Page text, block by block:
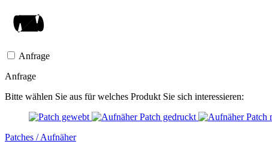
Anfrage
Anfrage
Bitte wählen Sie aus für welches Produkt Sie sich interessieren:
Patches / Aufnäher